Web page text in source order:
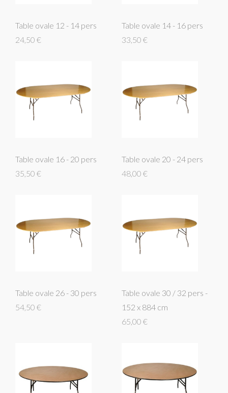
Table ovale 12 - 14 pers
24,50 €
Table ovale 14 - 16 pers
33,50 €
Table ovale 16 - 20 pers
35,50 €
Table ovale 20 - 24 pers
48,00 €
Table ovale 26 - 30 pers
54,50 €
Table ovale 30 / 32 pers -
152 x 884 cm
65,00 €